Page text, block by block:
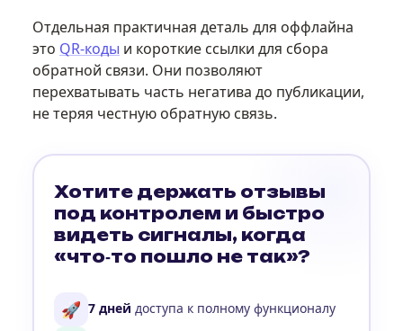
Отдельная практичная деталь для оффлайна
это QR-коды и короткие ссылки для сбора
обратной связи. Они позволяют
перехватывать часть негатива до публикации,
не теряя честную обратную связь.
Хотите держать отзывы
под контролем и быстро
видеть сигналы, когда
«что‑то пошло не так»?
🚀 7 дней доступа к полному функционалу